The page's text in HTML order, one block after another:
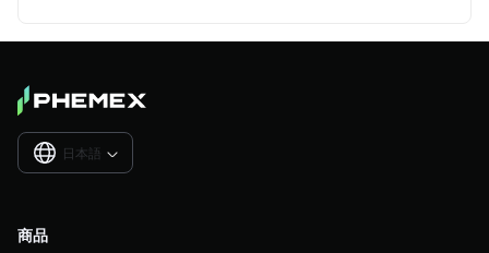
日本語 
商品